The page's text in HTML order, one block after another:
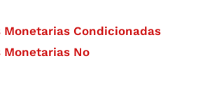
Condicionadas
No